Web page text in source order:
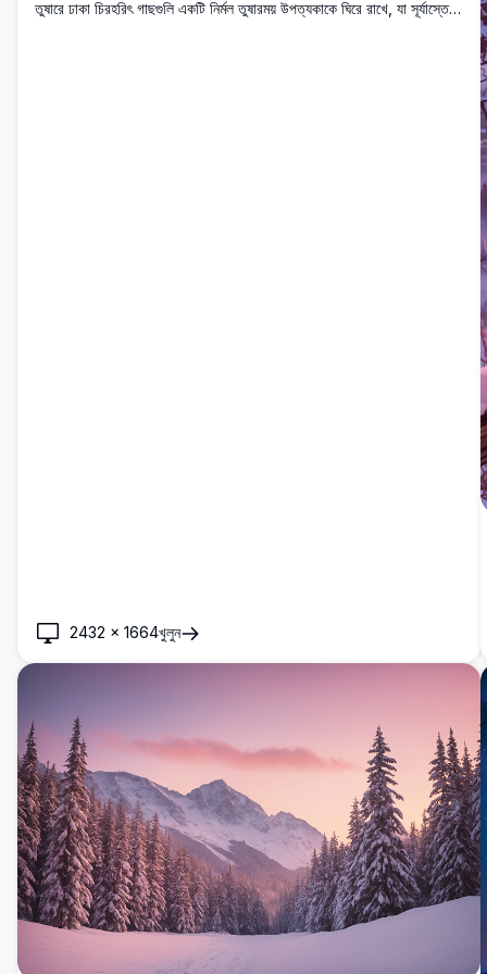
তুষারে ঢাকা চিরহরিৎ গাছগুলি একটি নির্মল তুষারময় উপত্যকাকে ঘিরে রাখে, যা সূর্যাস্তের
2432 × 1664খুলুন